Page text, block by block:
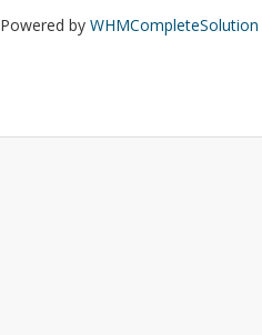
Powered by WHMCompleteSolution